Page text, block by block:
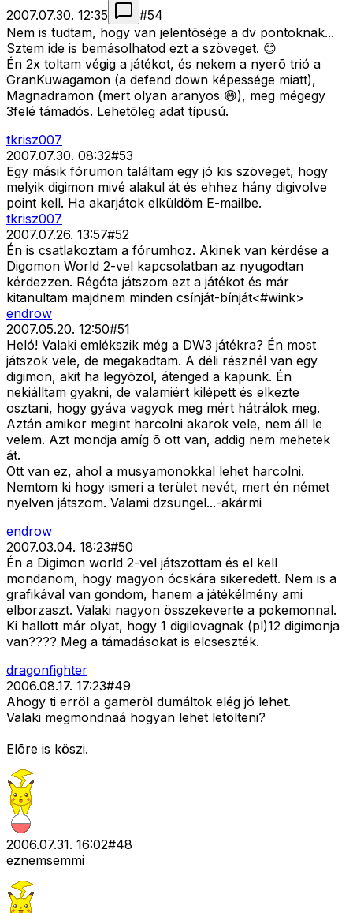
2007.07.30. 12:35
#54
Nem is tudtam, hogy van jelentõsége a dv pontoknak...
Sztem ide is bemásolhatod ezt a szöveget. 😊
Én 2x toltam végig a játékot, és nekem a nyerõ trió a
GranKuwagamon (a defend down képessége miatt),
Magnadramon (mert olyan aranyos 😄), meg mégegy
3felé támadós. Lehetõleg adat típusú.
tkrisz007
2007.07.30. 08:32#53
Egy másik fórumon találtam egy jó kis szöveget, hogy
melyik digimon mivé alakul át és ehhez hány digivolve
point kell. Ha akarjátok elküldöm E-mailbe.
tkrisz007
2007.07.26. 13:57#52
Én is csatlakoztam a fórumhoz. Akinek van kérdése a
Digomon World 2-vel kapcsolatban az nyugodtan
kérdezzen. Régóta játszom ezt a játékot és már
kitanultam majdnem minden csínját-bínját<#wink>
endrow
2007.05.20. 12:50#51
Heló! Valaki emlékszik még a DW3 játékra? Én most
játszok vele, de megakadtam. A déli résznél van egy
digimon, akit ha legyõzöl, átenged a kapunk. Én
nekiálltam gyakni, de valamiért kilépett és elkezte
osztani, hogy gyáva vagyok meg mért hátrálok meg.
Aztán amikor megint harcolni akarok vele, nem áll le
velem. Azt mondja amíg õ ott van, addig nem mehetek
át.
Ott van ez, ahol a musyamonokkal lehet harcolni.
Nemtom ki hogy ismeri a terület nevét, mert én német
nyelven játszom. Valami dzsungel...-akármi
endrow
2007.03.04. 18:23#50
Én a Digimon world 2-vel játszottam és el kell
mondanom, hogy magyon ócskára sikeredett. Nem is a
grafikával van gondom, hanem a játékélmény ami
elborzaszt. Valaki nagyon összekeverte a pokemonnal.
Ki hallott már olyat, hogy 1 digilovagnak (pl)12 digimonja
van???? Meg a támadásokat is elcseszték.
dragonfighter
2006.08.17. 17:23#49
Ahogy ti erröl a gameröl dumáltok elég jó lehet.
Valaki megmondnaá hogyan lehet letölteni?
Elõre is köszi.
2006.07.31. 16:02#48
eznemsemmi